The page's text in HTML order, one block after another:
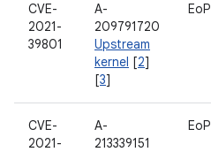
CVE-
2021-
39801
A-
209791720
Upstream
kernel [2]
[3]
EoP
CVE-
2021-
A-
213339151
EoP